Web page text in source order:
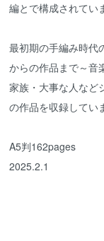
編とで構成されてい
最初期の手編み時代
からの作品まで～音
家族・大事な人など
の作品を収録してい
A5判162pages
2025.2.1